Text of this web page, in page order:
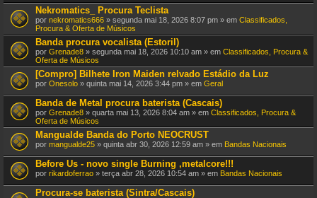
Nekromatics_ Procura Teclista
por nekromatics666 » segunda mai 18, 2026 8:07 pm » em Classificados,
Procura & Oferta de Músicos
Banda procura vocalista (Estoril)
por Grenade8 » segunda mai 18, 2026 10:10 am » em Classificados, Procura &
Oferta de Músicos
[Compro] Bilhete Iron Maiden relvado Estádio da Luz
por Onesolo » quinta mai 14, 2026 3:44 pm » em Geral
Banda de Metal procura baterista (Cascais)
por Grenade8 » quarta mai 13, 2026 8:04 am » em Classificados, Procura &
Oferta de Músicos
Mangualde Banda do Porto NEOCRUST
por mangualde25 » quinta abr 30, 2026 12:59 am » em Bandas Nacionais
Before Us - novo single Burning ,metalcore!!!
por rikardoferrao » terça abr 28, 2026 10:54 am » em Bandas Nacionais
Procura-se baterista (Sintra/Cascais)